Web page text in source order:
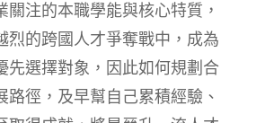
關注的本職學能與核心特質，
烈的跨國人才爭奪戰中，成為
先選擇對象，因此如何規劃合
路徑，及早幫自己累積經驗、